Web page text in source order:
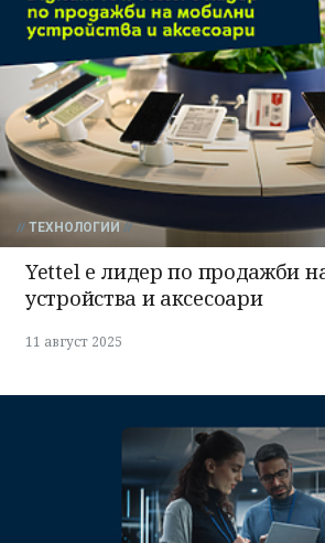
ТЕХНОЛОГИИ
Yettel е лидер по продажби
устройства и аксесоари
11 август 2025